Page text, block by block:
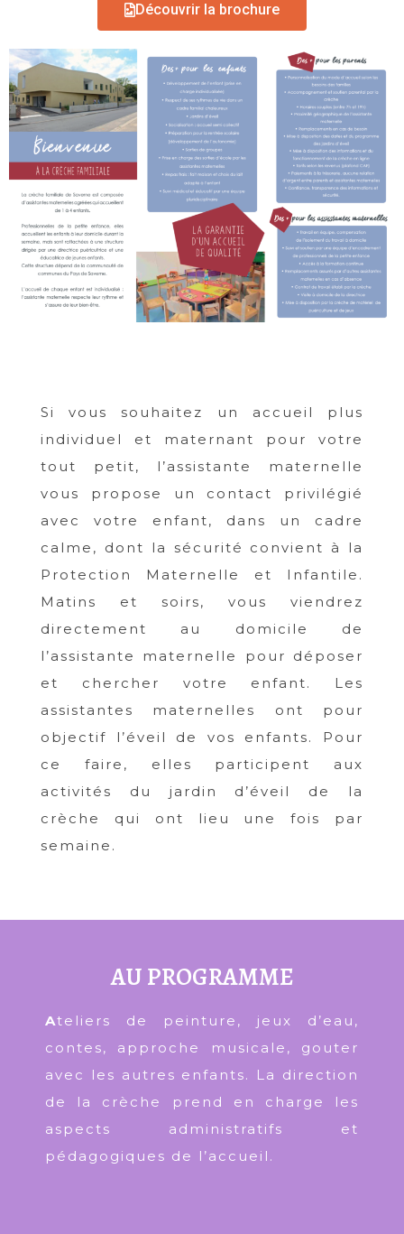
Découvrir la brochure
Si vous souhaitez un accueil plus
individuel et maternant pour votre
tout petit, l’assistante maternelle
vous propose un contact privilégié
avec votre enfant, dans un cadre
calme, dont la sécurité convient à la
Protection Maternelle et Infantile.
Matins et soirs, vous viendrez
directement au domicile de
l’assistante maternelle pour déposer
et chercher votre enfant. Les
assistantes maternelles ont pour
objectif l’éveil de vos enfants. Pour
ce faire, elles participent aux
activités du jardin d’éveil de la
crèche qui ont lieu une fois par
semaine.
AU PROGRAMME
Ateliers de peinture, jeux d’eau,
contes, approche musicale, gouter
avec les autres enfants. La direction
de la crèche prend en charge les
aspects administratifs et
pédagogiques de l’accueil.